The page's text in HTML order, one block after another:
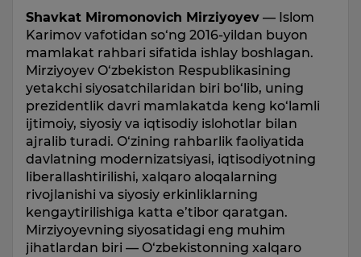
Shavkat Miromonovich Mirziyoyev — Islom
Karimov vafotidan so‘ng 2016-yildan buyon
mamlakat rahbari sifatida ishlay boshlagan.
Mirziyoyev O‘zbekiston Respublikasining
yetakchi siyosatchilaridan biri bo‘lib, uning
prezidentlik davri mamlakatda keng ko‘lamli
ijtimoiy, siyosiy va iqtisodiy islohotlar bilan
ajralib turadi. O‘zining rahbarlik faoliyatida
davlatning modernizatsiyasi, iqtisodiyotning
liberallashtirilishi, xalqaro aloqalarning
rivojlanishi va siyosiy erkinliklarning
kengaytirilishiga katta e’tibor qaratgan.
Mirziyoyevning siyosatidagi eng muhim
jihatlardan biri — O‘zbekistonning xalqaro